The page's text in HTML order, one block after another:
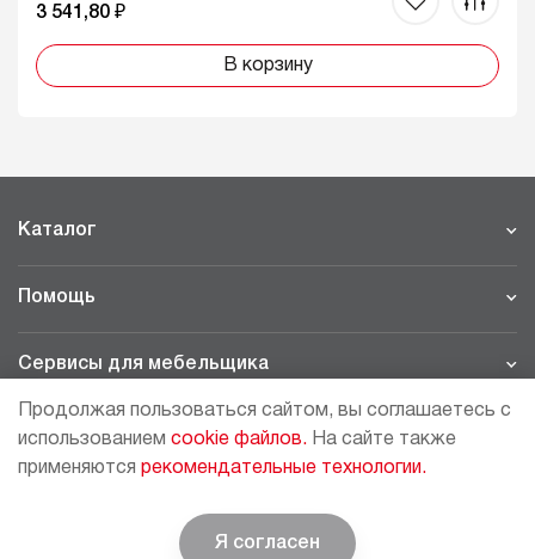
3 541,80 ₽
В корзину
Каталог
Помощь
Сервисы для мебельщика
МОСКВА - ШОУРУМ/СКЛАД
Продолжая пользоваться сайтом, вы соглашаетесь с
использованием cookie файлов. На сайте также
применяются рекомендательные технологии.
Я согласен